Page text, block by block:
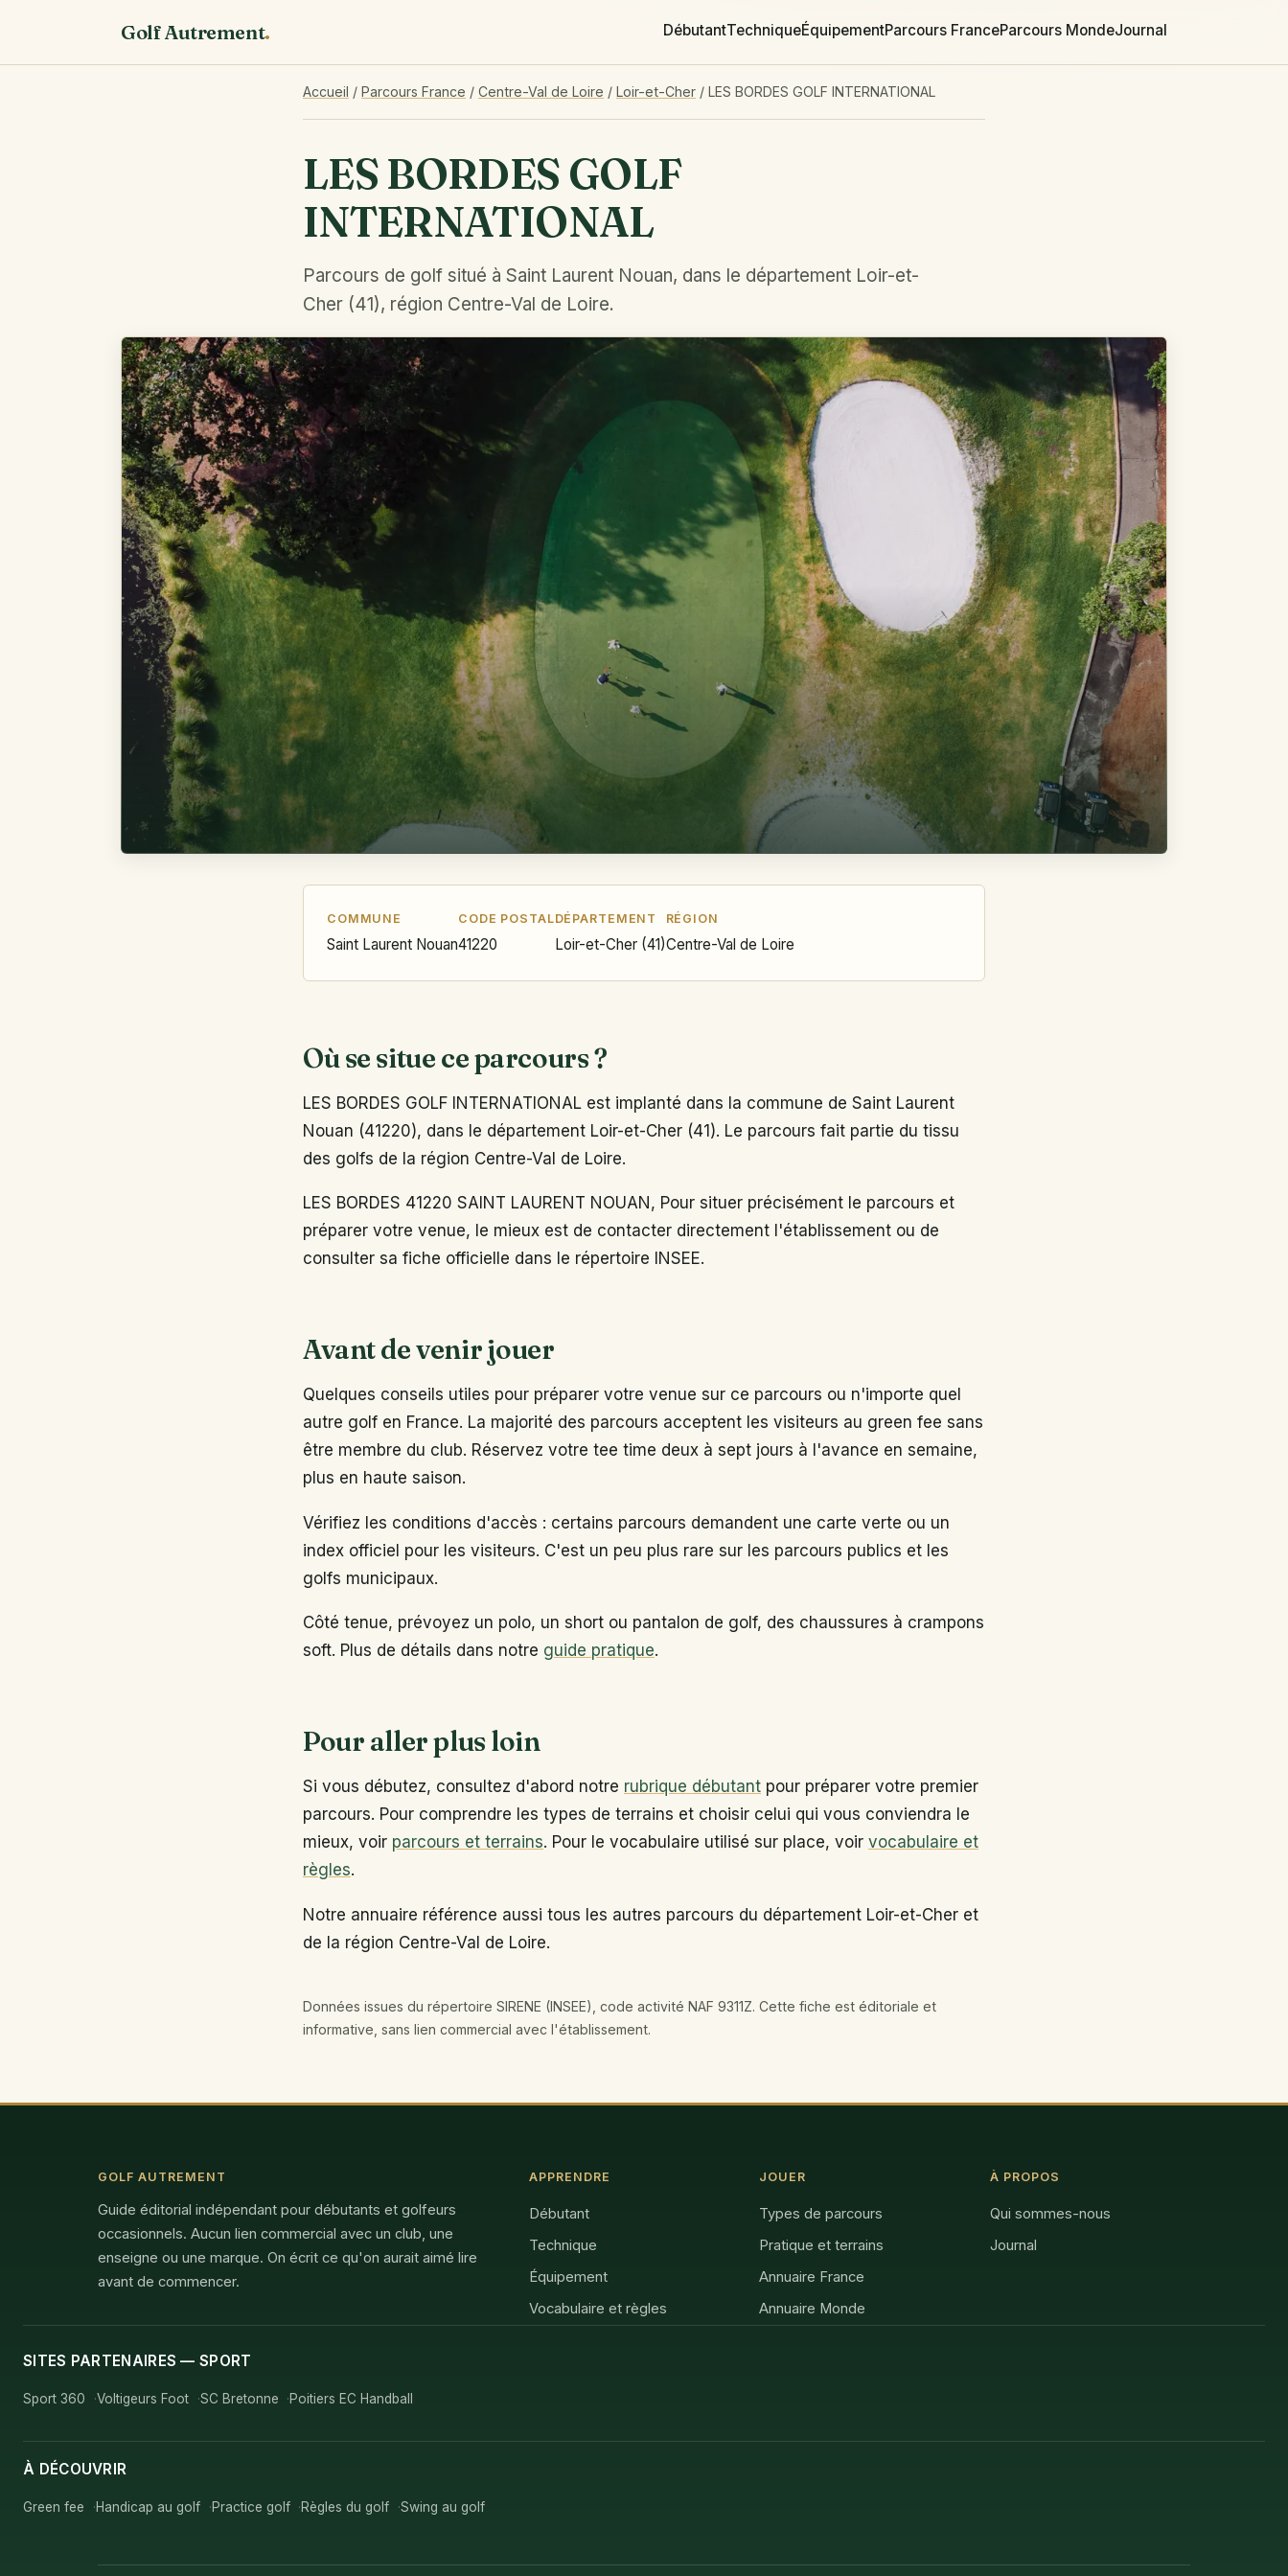
Golf Autrement. DébutantTechniqueÉquipementParcours FranceParcours MondeJournal
Accueil / Parcours France / Centre-Val de Loire / Loir-et-Cher / LES BORDES GOLF INTERNATIONAL
LES BORDES GOLF
INTERNATIONAL
Parcours de golf situé à Saint Laurent Nouan, dans le département Loir-et-
Cher (41), région Centre-Val de Loire.
COMMUNE
Saint Laurent Nouan
CODE POSTAL
41220
DÉPARTEMENT
Loir-et-Cher (41)
RÉGION
Centre-Val de Loire
Où se situe ce parcours ?
LES BORDES GOLF INTERNATIONAL est implanté dans la commune de Saint Laurent
Nouan (41220), dans le département Loir-et-Cher (41). Le parcours fait partie du tissu
des golfs de la région Centre-Val de Loire.
LES BORDES 41220 SAINT LAURENT NOUAN, Pour situer précisément le parcours et
préparer votre venue, le mieux est de contacter directement l'établissement ou de
consulter sa fiche officielle dans le répertoire INSEE.
Avant de venir jouer
Quelques conseils utiles pour préparer votre venue sur ce parcours ou n'importe quel
autre golf en France. La majorité des parcours acceptent les visiteurs au green fee sans
être membre du club. Réservez votre tee time deux à sept jours à l'avance en semaine,
plus en haute saison.
Vérifiez les conditions d'accès : certains parcours demandent une carte verte ou un
index officiel pour les visiteurs. C'est un peu plus rare sur les parcours publics et les
golfs municipaux.
Côté tenue, prévoyez un polo, un short ou pantalon de golf, des chaussures à crampons
soft. Plus de détails dans notre guide pratique.
Pour aller plus loin
Si vous débutez, consultez d'abord notre rubrique débutant pour préparer votre premier
parcours. Pour comprendre les types de terrains et choisir celui qui vous conviendra le
mieux, voir parcours et terrains. Pour le vocabulaire utilisé sur place, voir vocabulaire et
règles.
Notre annuaire référence aussi tous les autres parcours du département Loir-et-Cher et
de la région Centre-Val de Loire.
Données issues du répertoire SIRENE (INSEE), code activité NAF 9311Z. Cette fiche est éditoriale et
informative, sans lien commercial avec l'établissement.
GOLF AUTREMENT
Guide éditorial indépendant pour débutants et golfeurs
occasionnels. Aucun lien commercial avec un club, une
enseigne ou une marque. On écrit ce qu'on aurait aimé lire
avant de commencer.
APPRENDRE
Débutant
Technique
Équipement
Vocabulaire et règles
JOUER
Types de parcours
Pratique et terrains
Annuaire France
Annuaire Monde
À PROPOS
Qui sommes-nous
Journal
SITES PARTENAIRES — SPORT
Sport 360 Voltigeurs Foot SC Bretonne Poitiers EC Handball
À DÉCOUVRIR
Green fee Handicap au golf Practice golf Règles du golf Swing au golf